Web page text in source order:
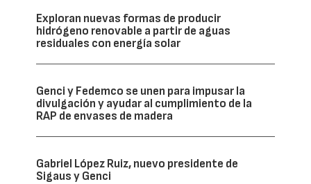
Exploran nuevas formas de producir
hidrógeno renovable a partir de aguas
residuales con energía solar
Genci y Fedemco se unen para impusar la
divulgación y ayudar al cumplimiento de la
RAP de envases de madera
Gabriel López Ruiz, nuevo presidente de
Sigaus y Genci